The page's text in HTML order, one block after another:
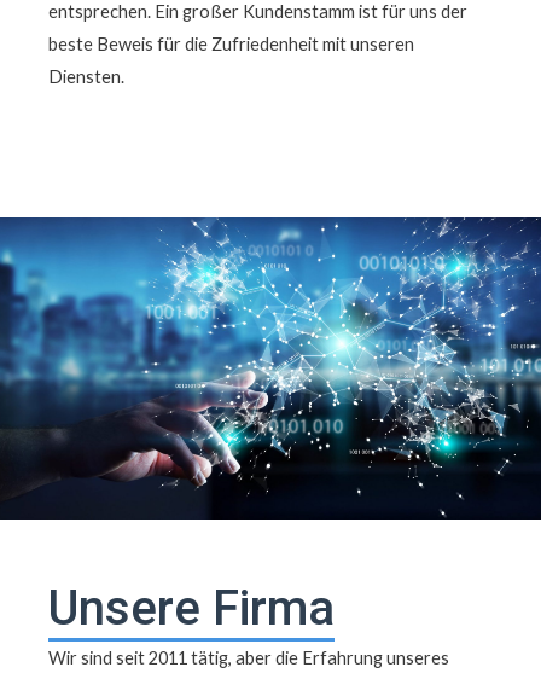
entsprechen. Ein großer Kundenstamm ist für uns der
beste Beweis für die Zufriedenheit mit unseren
Diensten.
Unsere Firma
Wir sind seit 2011 tätig, aber die Erfahrung unseres